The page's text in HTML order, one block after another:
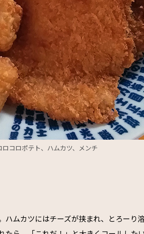
ロコロポテト、ハムカツ、メンチ
ハムカツにはチーズが挟まれ、とろーり